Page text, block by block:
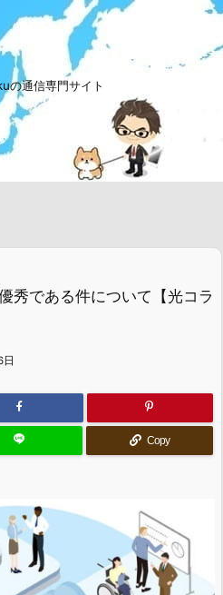
の通信専門サイト
秀である件について【光コラ
Copy